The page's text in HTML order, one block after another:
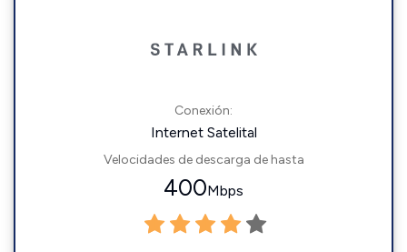
Conexión:
Internet Satelital
Velocidades de descarga de hasta
400Mbps